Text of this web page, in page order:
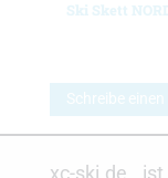
Ski Skett
Schreibe